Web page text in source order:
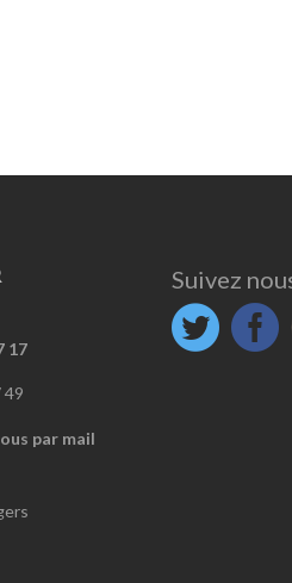
17
49
par mail
Suivez